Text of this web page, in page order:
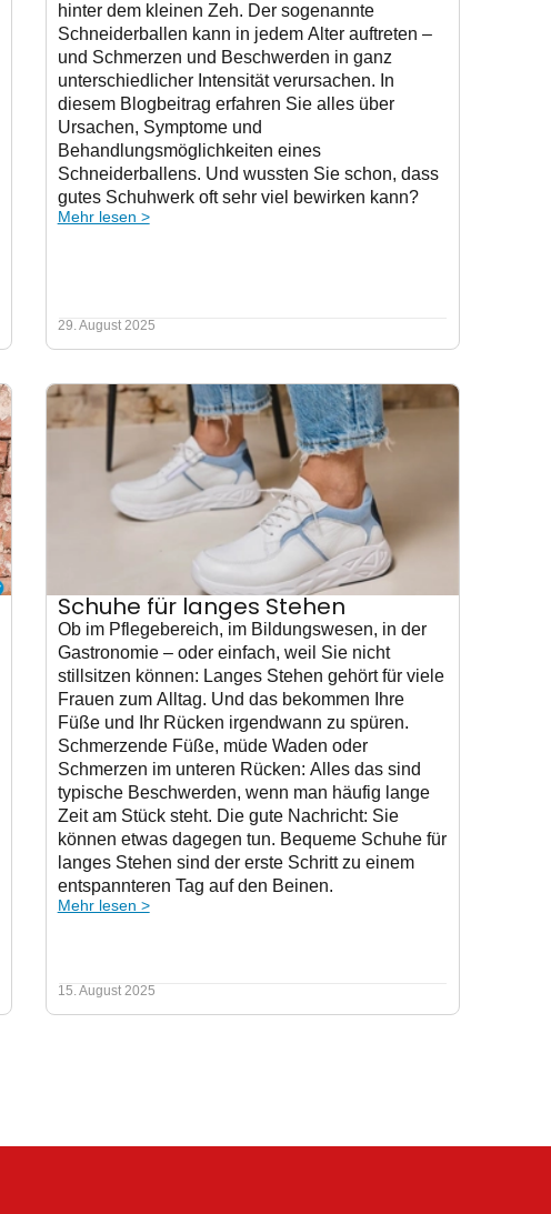
hinter dem kleinen Zeh. Der sogenannte
Schneiderballen kann in jedem Alter auftreten –
und Schmerzen und Beschwerden in ganz
unterschiedlicher Intensität verursachen. In
diesem Blogbeitrag erfahren Sie alles über
Ursachen, Symptome und
Behandlungsmöglichkeiten eines
Schneiderballens. Und wussten Sie schon, dass
gutes Schuhwerk oft sehr viel bewirken kann?
Mehr lesen >
29. August 2025
Schuhe für langes Stehen
Ob im Pflegebereich, im Bildungswesen, in der
Gastronomie – oder einfach, weil Sie nicht
stillsitzen können: Langes Stehen gehört für viele
Frauen zum Alltag. Und das bekommen Ihre
Füße und Ihr Rücken irgendwann zu spüren.
Schmerzende Füße, müde Waden oder
Schmerzen im unteren Rücken: Alles das sind
typische Beschwerden, wenn man häufig lange
Zeit am Stück steht. Die gute Nachricht: Sie
können etwas dagegen tun. Bequeme Schuhe für
langes Stehen sind der erste Schritt zu einem
entspannteren Tag auf den Beinen.
Mehr lesen >
15. August 2025